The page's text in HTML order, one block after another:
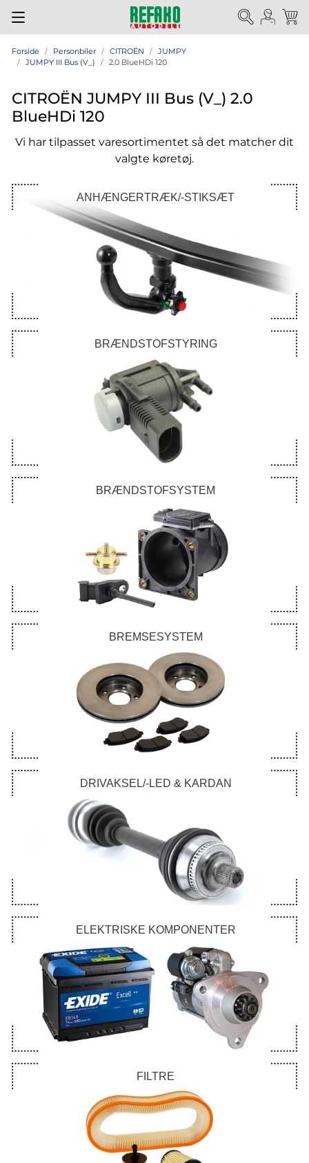
Forside Personbiler CITROËN
JUMPY
JUMPY III Bus (V_)
2.0 BlueHDi 120
CITROËN JUMPY III Bus (V_) 2.0
BlueHDi 120
Vi har tilpasset varesortimentet så det matcher dit
valgte køretøj.
ANHÆNGERTRÆK/-STIKSÆT
BRÆNDSTOFSTYRING
BRÆNDSTOFSYSTEM
BREMSESYSTEM
DRIVAKSEL/-LED & KARDAN
ELEKTRISKE KOMPONENTER
FILTRE